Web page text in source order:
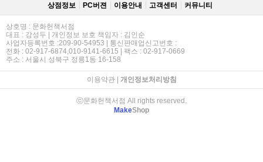
상점정보 PC버젼 이용안내 고객센터 커뮤니티
상호명 : 문화헌책서점
대표 : 강성두 | 개인정보 보호 책임자 : 김인순
사업자등록번호 :209-90-54953 | 통신판매업신고번호 :
전화 : 02-917-6874,010-9141-6615 | 팩스 : 02-917-0669
주소 : 서울시 성북구 정릉1동 16-158
이용약관| 개인정보처리방침
ⓒ문화헌책서점 All rights reserved.
MakeShop